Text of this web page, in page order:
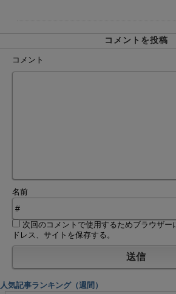
コメントを投稿
コメント
名前
次回のコメントで使用するためブラウザー
ドレス、サイトを保存する。
人気記事ランキング（週間）